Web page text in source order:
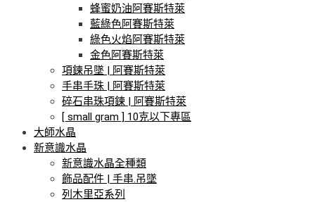
蜂蜜奶油阿賽斯特萊
藍綠色阿賽斯特萊
綠色火焰阿賽斯特萊
金色阿賽斯特萊
項鍊吊墜 | 阿賽斯特萊
手串手珠 | 阿賽斯特萊
碎石串珠項鍊 | 阿賽斯特萊
[ small gram ] 10克以下專區
大師水晶
新意識水晶
新意識水晶全種類
飾品配件 | 手串.吊墜
列木里亞系列